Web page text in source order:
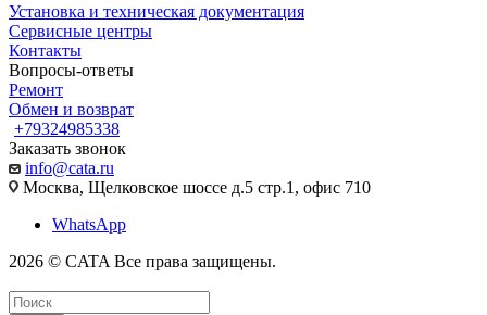
Установка и техническая документация
Сервисные центры
Контакты
Вопросы-ответы
Ремонт
Обмен и возврат
+79324985338
Заказать звонок
info@cata.ru
Москва, Щелковское шоссе д.5 стр.1, офис 710
WhatsApp
2026 © CATA Все права защищены.